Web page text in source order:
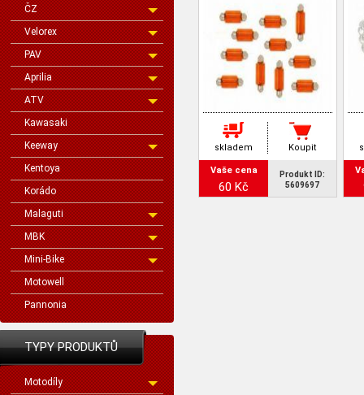
ČZ
Velorex
PAV
Aprilia
ATV
Kawasaki
Keeway
Kentoya
Korádo
Malaguti
MBK
Mini-Bike
Motowell
Pannonia
TYPY PRODUKTŮ
Motodíly
skladem Koupit
Vaše cena
60 Kč
Produkt ID:
5609697